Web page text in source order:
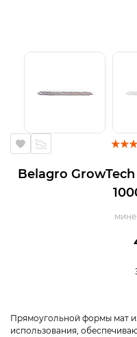
Belagro
Прямоугольной формы мат
использования,